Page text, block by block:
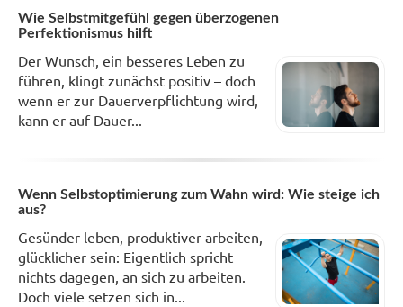
Wie Selbstmitgefühl gegen überzogenen
Perfektionismus hilft
Der Wunsch, ein besseres Leben zu
führen, klingt zunächst positiv – doch
wenn er zur Dauerverpflichtung wird,
kann er auf Dauer...
Wenn Selbstoptimierung zum Wahn wird: Wie steige ich
aus?
Gesünder leben, produktiver arbeiten,
glücklicher sein: Eigentlich spricht
nichts dagegen, an sich zu arbeiten.
Doch viele setzen sich in...